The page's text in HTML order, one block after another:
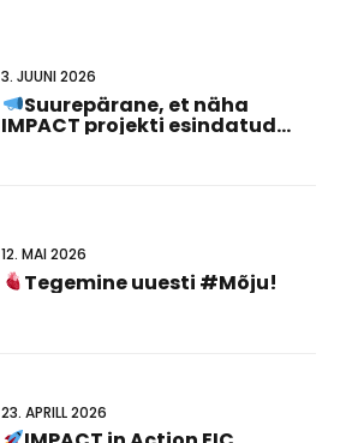
3. JUUNI 2026
Suurepärane, et näha
IMPACT projekti esindatud
12. MAI 2026
Tegemine uuesti #Mõju!
23. APRILL 2026